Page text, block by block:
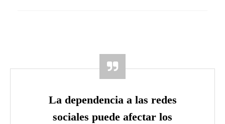
La dependencia a las redes
sociales puede afectar los